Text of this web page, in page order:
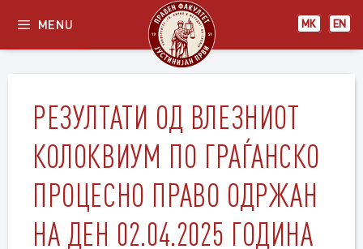
content
МК EN
MENU
РЕЗУЛТАТИ ОД ВЛЕЗНИОТ
КОЛОКВИУМ ПО ГРАЃАНСКО
ПРОЦЕСНО ПРАВО ОДРЖАН
НА ДЕН 02.04.2025 ГОДИНА